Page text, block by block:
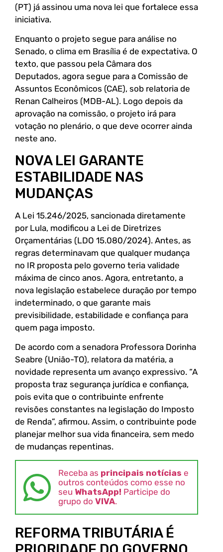
(PT) já assinou uma nova lei que fortalece essa
iniciativa.
Enquanto o projeto segue para análise no
Senado, o clima em Brasília é de expectativa. O
texto, que passou pela Câmara dos
Deputados, agora segue para a Comissão de
Assuntos Econômicos (CAE), sob relatoria de
Renan Calheiros (MDB-AL). Logo depois da
aprovação na comissão, o projeto irá para
votação no plenário, o que deve ocorrer ainda
neste ano.
NOVA LEI GARANTE
ESTABILIDADE NAS
MUDANÇAS
A Lei 15.246/2025, sancionada diretamente
por Lula, modificou a Lei de Diretrizes
Orçamentárias (LDO 15.080/2024). Antes, as
regras determinavam que qualquer mudança
no IR proposta pelo governo teria validade
máxima de cinco anos. Agora, entretanto, a
nova legislação estabelece duração por tempo
indeterminado, o que garante mais
previsibilidade, estabilidade e confiança para
quem paga imposto.
De acordo com a senadora Professora Dorinha
Seabre (União-TO), relatora da matéria, a
novidade representa um avanço expressivo. “A
proposta traz segurança jurídica e confiança,
pois evita que o contribuinte enfrente
revisões constantes na legislação do Imposto
de Renda”, afirmou. Assim, o contribuinte pode
planejar melhor sua vida financeira, sem medo
de mudanças repentinas.
Receba as principais notícias e
outros conteúdos como esse no
seu WhatsApp! Participe do
grupo do VIVA.
REFORMA TRIBUTÁRIA É